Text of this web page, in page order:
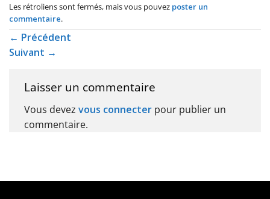
Les rétroliens sont fermés, mais vous pouvez poster un
commentaire.
← Précédent
Suivant →
Laisser un commentaire
Vous devez vous connecter pour publier un
commentaire.